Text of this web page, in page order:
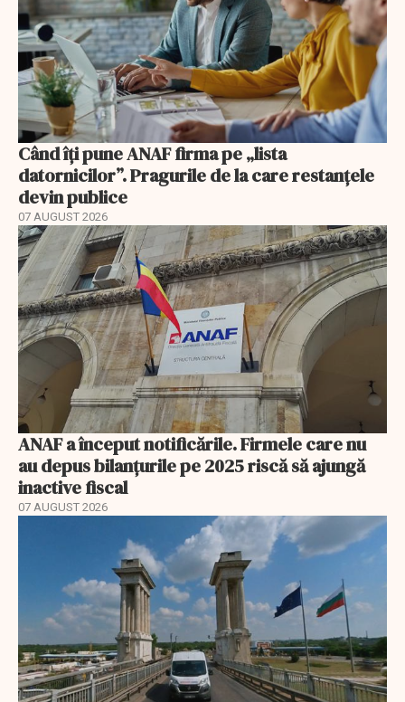
Când îți pune ANAF firma pe „lista
datornicilor”. Pragurile de la care restanțele
devin publice
07 AUGUST 2026
ANAF a început notificările. Firmele care nu
au depus bilanțurile pe 2025 riscă să ajungă
inactive fiscal
07 AUGUST 2026